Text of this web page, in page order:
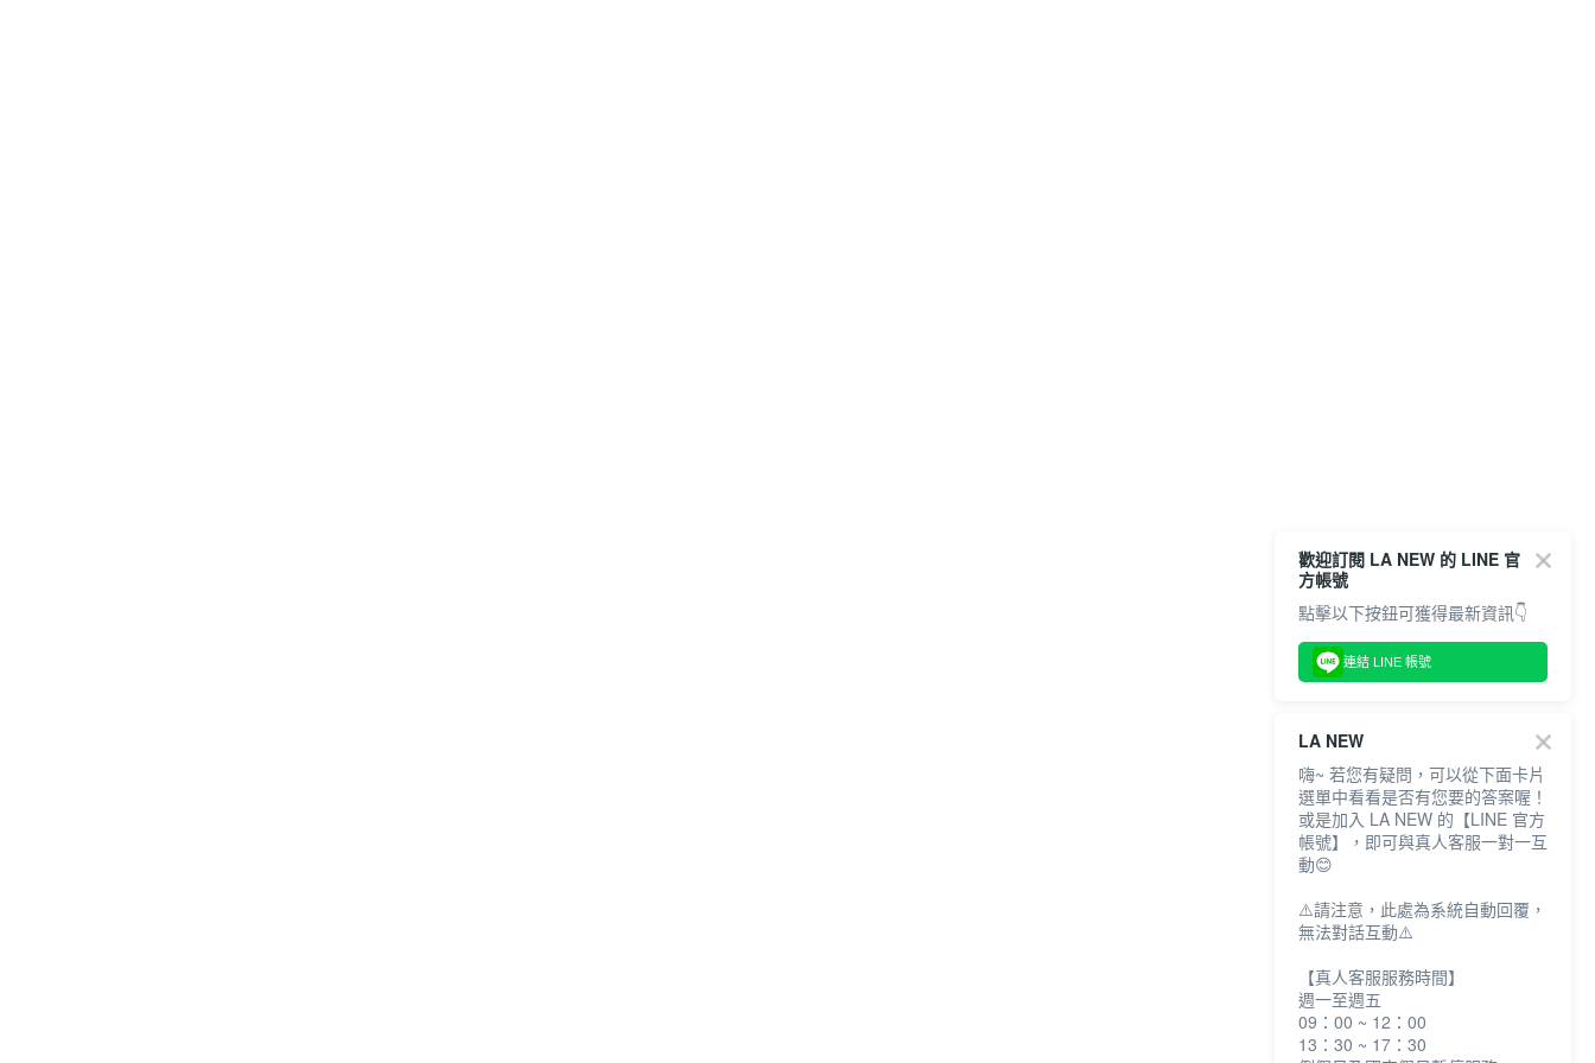
歡迎訂閱 LA NEW 的 LINE 官
方帳號
點擊以下按鈕可獲得最新資訊👇
連結 LINE 帳號
LA NEW
嗨~ 若您有疑問，可以從下面卡片
選單中看看是否有您要的答案喔！
或是加入 LA NEW 的【LINE 官方
帳號】，即可與真人客服一對一互
動😊
⚠️請注意，此處為系統自動回覆，
無法對話互動⚠️
【真人客服服務時間】
週一至週五
09：00 ~ 12：00
13：30 ~ 17：30